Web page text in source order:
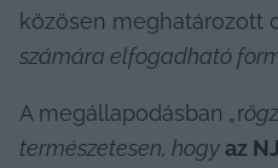
közösen meghatározott
számára elfogadható
A megállapodásban „r
természetesen, hogy az